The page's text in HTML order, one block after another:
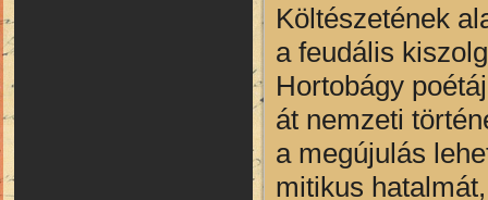
Költészetének
a feudális
Hortobágy
át nemzeti
a megújulás
mitikus